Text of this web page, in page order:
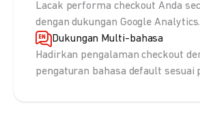
Lacak performa checkout Anda
dengan dukungan Google Analytics.
Dukungan Multi-bahasa
Hadirkan pengalaman checkout
pengaturan bahasa default sesuai